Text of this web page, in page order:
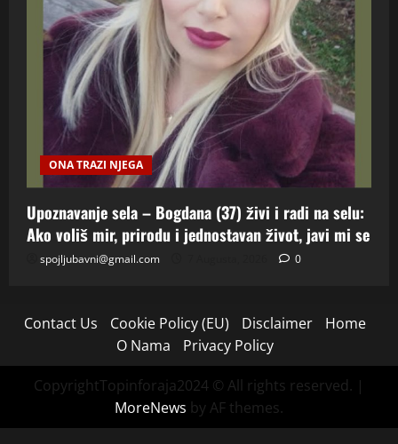
ONA TRAZI NJEGA
Upoznavanje sela – Bogdana (37) živi i radi na selu:
Ako voliš mir, prirodu i jednostavan život, javi mi se
spojljubavni@gmail.com 0
Contact Us Cookie Policy (EU) Disclaimer
Home
O Nama
Privacy Policy
CopyrightTopinforaja2024 © All rights reserved. |
MoreNews by AF themes.